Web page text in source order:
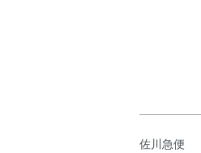
佐川急便